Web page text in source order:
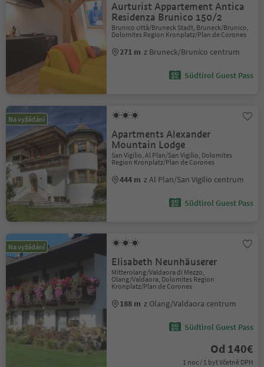
Aurturist Appartement Antica
Residenza Brunico 150/2
Brunico città/Bruneck Stadt, Bruneck/Brunico,
Dolomites Region Kronplatz/Plan de Corones
271 m z Bruneck/Brunico centrum
Südtirol Guest Pass
Na vyžádání
Apartments Alexander
Mountain Lodge
San Vigilio, Al Plan/San Vigilio, Dolomites
Region Kronplatz/Plan de Corones
444 m z Al Plan/San Vigilio centrum
Südtirol Guest Pass
Na vyžádání
Elisabeth Neunhäuserer
Mitterolang/Valdaora di Mezzo,
Olang/Valdaora, Dolomites Region
Kronplatz/Plan de Corones
188 m z Olang/Valdaora centrum
Südtirol Guest Pass
Od 140€
1 noc / 1 byt Včetně DPH